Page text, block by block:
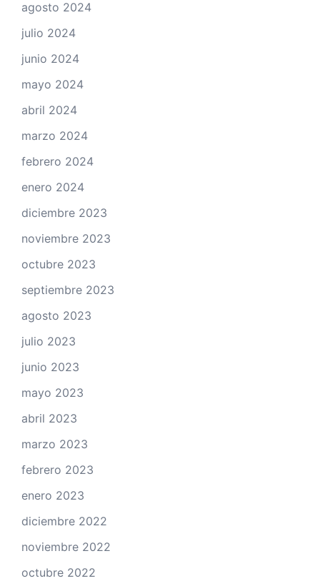
agosto 2024
julio 2024
junio 2024
mayo 2024
abril 2024
marzo 2024
febrero 2024
enero 2024
diciembre 2023
noviembre 2023
octubre 2023
septiembre 2023
agosto 2023
julio 2023
junio 2023
mayo 2023
abril 2023
marzo 2023
febrero 2023
enero 2023
diciembre 2022
noviembre 2022
octubre 2022